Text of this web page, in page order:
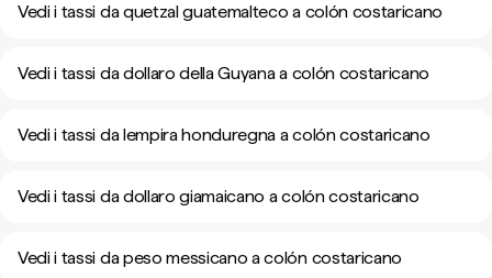
Vedi i tassi da quetzal guatemalteco a colón costaricano
Vedi i tassi da dollaro della Guyana a colón costaricano
Vedi i tassi da lempira honduregna a colón costaricano
Vedi i tassi da dollaro giamaicano a colón costaricano
Vedi i tassi da peso messicano a colón costaricano